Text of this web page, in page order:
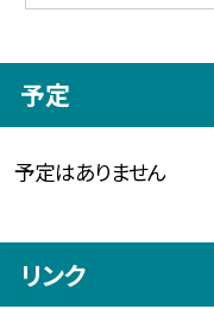
予定
予定はありません
リンク